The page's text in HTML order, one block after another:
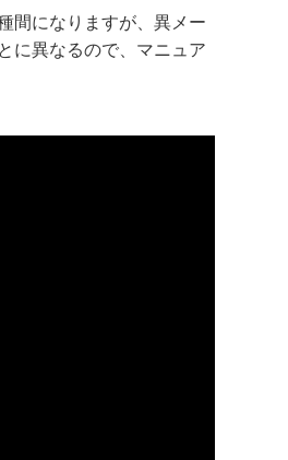
間になりますが、異メー
に異なるので、マニュア